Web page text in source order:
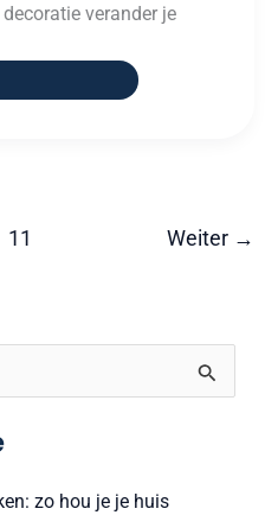
verander je
11 Weiter →
zo hou je je huis